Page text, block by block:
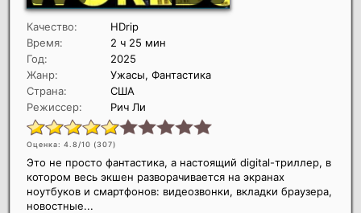
Качество:
HDrip
Время:
2 ч 25 мин
Год:
2025
Жанр:
Ужасы, Фантастика
Страна:
США
Режиссер:
Рич Ли
Оценка: 4.8/10 (307)
Это не просто фантастика, а настоящий digital-триллер, в
котором весь экшен разворачивается на экранах
ноутбуков и смартфонов: видеозвонки, вкладки браузера,
новостные...